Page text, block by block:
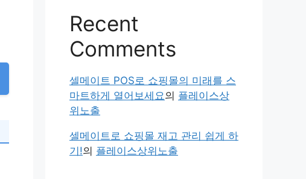
Recent
Comments
셀메이트 POS로 쇼핑몰의 미래를 스
마트하게 열어보세요의 플레이스상
위노출
셀메이트로 쇼핑몰 재고 관리 쉽게 하
기!의 플레이스상위노출